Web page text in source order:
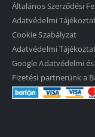
Általános Szerződési
Adatvédelmi
Cookie Szabályzat
Adatvédelmi
Google Adatvédelmi
Fizetési partnerünk a